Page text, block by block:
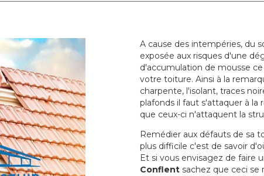
A cause des intempéries, du
exposée aux risques d'une
d'accumulation de mousse
votre toiture. Ainsi à la
charpente, l'isolant, traces
plafonds il faut s'attaquer à la
que ceux-ci n'attaquent la
Remédier aux défauts de sa
plus difficile c'est de savoir
Et si vous envisagez de faire
Conflent sachez que ceci se